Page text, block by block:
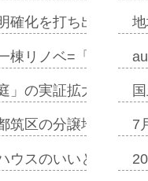
確化を打ち出す=年
棟リノベ=「職住遊
」の実証拡大へ=ガ
筑区の分譲地開発で
ウスのいいとこどり
7